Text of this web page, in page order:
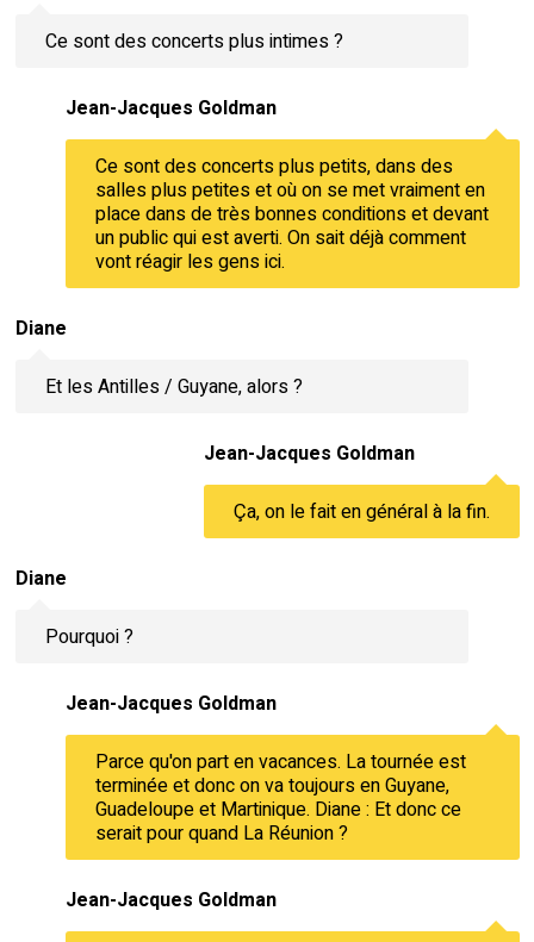
Ce sont des concerts plus intimes ?
Jean-Jacques Goldman
Ce sont des concerts plus petits, dans des
salles plus petites et où on se met vraiment en
place dans de très bonnes conditions et devant
un public qui est averti. On sait déjà comment
vont réagir les gens ici.
Diane
Et les Antilles / Guyane, alors ?
Jean-Jacques Goldman
Ça, on le fait en général à la fin.
Diane
Pourquoi ?
Jean-Jacques Goldman
Parce qu'on part en vacances. La tournée est
terminée et donc on va toujours en Guyane,
Guadeloupe et Martinique. Diane : Et donc ce
serait pour quand La Réunion ?
Jean-Jacques Goldman